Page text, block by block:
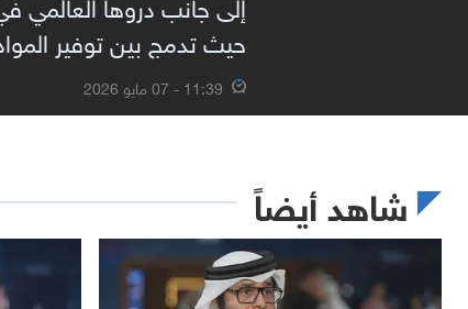
حيث تدمج بين توفير
11:39 - 07 مايو 2026
شاهد أيضاً